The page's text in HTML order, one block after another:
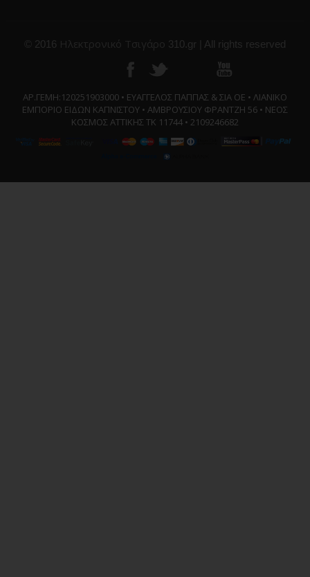
© 2016 Ηλεκτρονικό Τσιγάρο 310.gr | All rights reserved
ΑΡ.ΓΕΜΗ:120251903000 • ΕΥΑΓΓΕΛΟΣ ΠΑΠΠΑΣ & ΣΙΑ ΟΕ • ΛΙΑΝΙΚΟ
ΕΜΠΟΡΙΟ ΕΙΔΩΝ ΚΑΠΝΙΣΤΟΥ • ΑΜΒΡΟΥΣΙΟΥ ΦΡΑΝΤΖΗ 56 • ΝΕΟΣ
ΚΟΣΜΟΣ ΑΤΤΙΚΗΣ ΤΚ 11744 • 2109246682